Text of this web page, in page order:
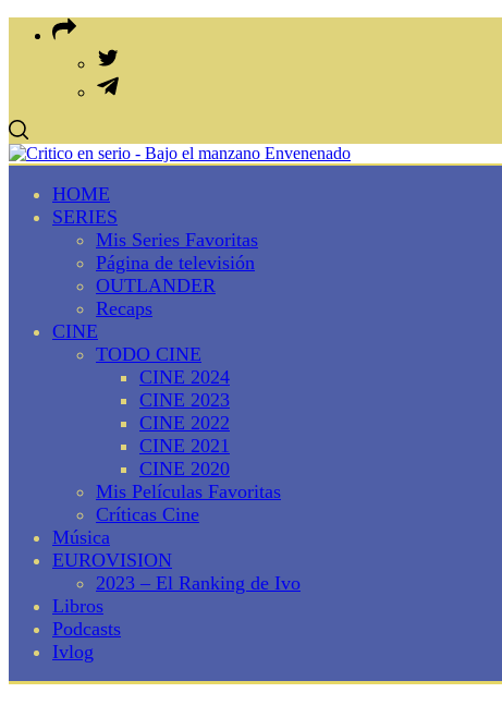
HOME
SERIES
Mis Series Favoritas
Página de televisión
OUTLANDER
Recaps
CINE
TODO CINE
CINE 2024
CINE 2023
CINE 2022
CINE 2021
CINE 2020
Mis Películas Favoritas
Críticas Cine
Música
EUROVISION
2023 – El Ranking de Ivo
Libros
Podcasts
Ivlog